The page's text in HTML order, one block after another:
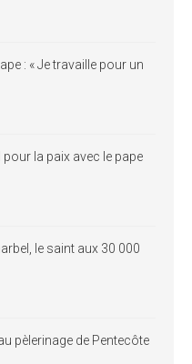
: « Je travaille pour un
la paix avec le pape
le saint aux 30 000
pèlerinage de Pentecôte